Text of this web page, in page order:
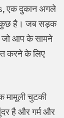
एक दुकान अगले
कुछ है। जब सड़क
जो आप के सामने
करने के लिए
मामूली चुटकी
है और गर्म और